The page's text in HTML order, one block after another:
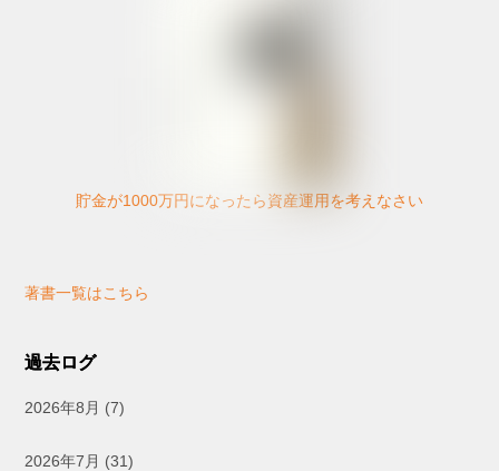
貯金が1000万円になったら資産運用を考えなさい
著書一覧はこちら
過去ログ
2026年8月 (7)
2026年7月 (31)